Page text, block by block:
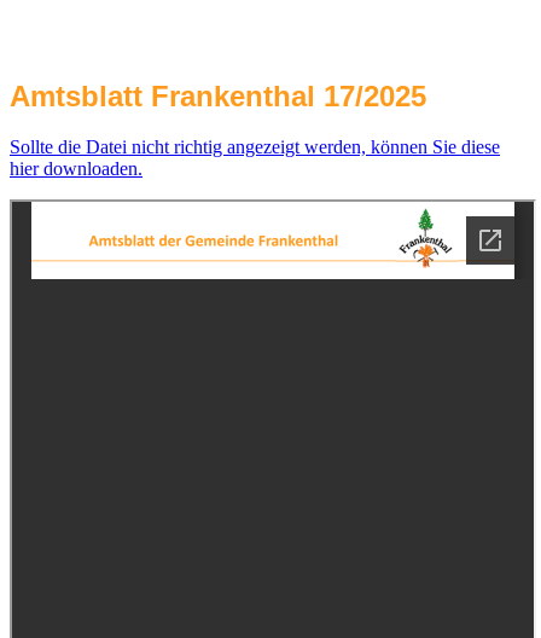
Amtsblatt Frankenthal 17/2025
Sollte die Datei nicht richtig angezeigt werden, können Sie diese
hier downloaden.